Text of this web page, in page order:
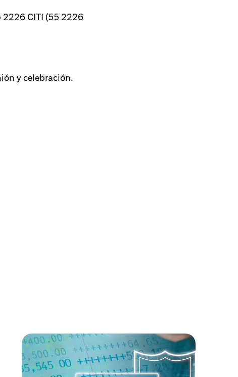
2226 CITI (55 2226
y celebración.